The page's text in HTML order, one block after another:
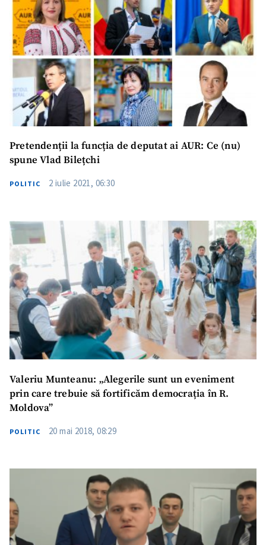
Pretendenții la funcția de deputat ai AUR: Ce (nu)
spune Vlad Bilețchi
POLITIC 2 iulie 2021, 06:30
Valeriu Munteanu: „Alegerile sunt un eveniment
prin care trebuie să fortificăm democrația în R.
Moldova”
POLITIC 20 mai 2018, 08:29